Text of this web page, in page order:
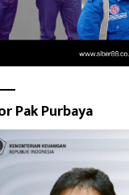
Pak Purbaya